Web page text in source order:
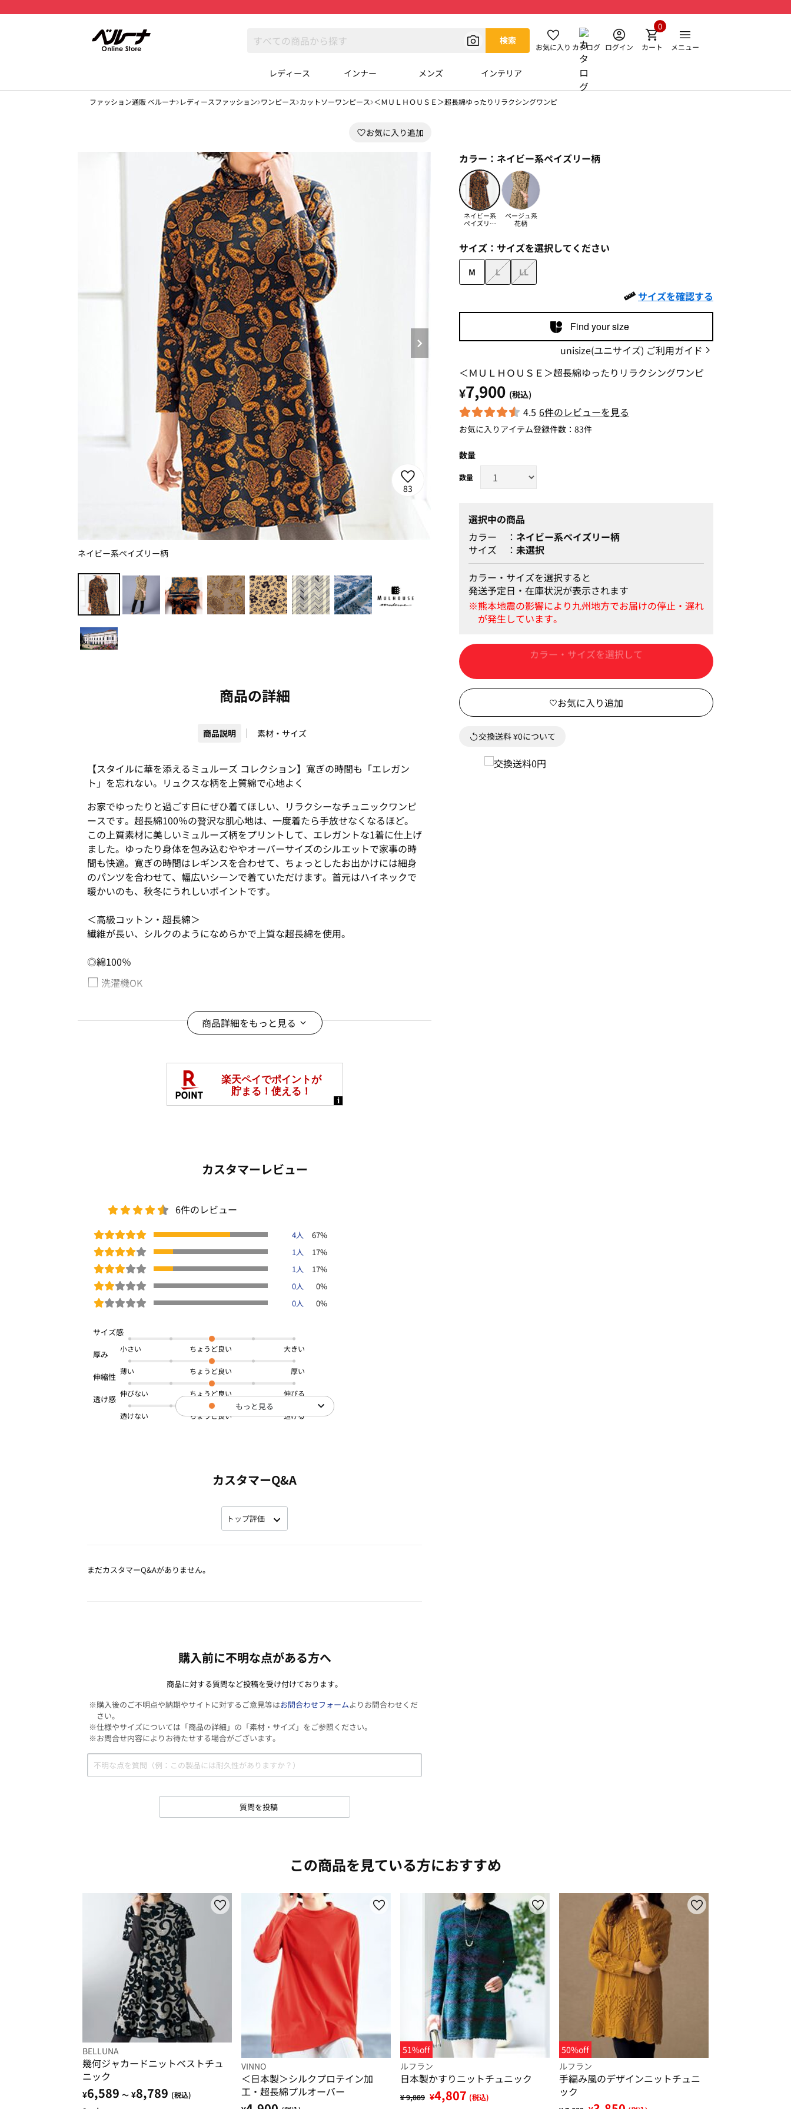
検索
お気に入り カタログ ログイン カート
0
メニュー
レディース インナー メンズ インテリア
ファッション通販 ベルーナ レディースファッション ワンピース カットソーワンピース ＜ＭＵＬＨＯＵＳＥ＞超長綿ゆったりリラクシングワンピ
83
ネイビー系ペイズリー柄
商品の詳細
商品説明 素材・サイズ
【スタイルに華を添えるミュルーズ コレクション】寛ぎの時間も「エレガン
ト」を忘れない。リュクスな柄を上質綿で心地よく
お家でゆったりと過ごす日にぜひ着てほしい、リラクシーなチュニックワンピ
ースです。超長綿100％の贅沢な肌心地は、一度着たら手放せなくなるほど。
この上質素材に美しいミュルーズ柄をプリントして、エレガントな1着に仕上げ
ました。ゆったり身体を包み込むややオーバーサイズのシルエットで家事の時
間も快適。寛ぎの時間はレギンスを合わせて、ちょっとしたお出かけには細身
のパンツを合わせて、幅広いシーンで着ていただけます。首元はハイネックで
暖かいのも、秋冬にうれしいポイントです。
＜高級コットン・超長綿＞
繊維が長い、シルクのようになめらかで上質な超長綿を使用。
◎綿100％
□ 洗濯機OK
OFWI-02049
商品詳細をもっと見る
カスタマーレビュー
6件のレビュー
4人
67%
1人
17%
1人
17%
0人
0%
0人
0%
小さい 大きい
薄い 厚い
伸びない 伸びる
透けない 透ける
もっと見る
カスタマーQ&A
まだカスタマーQ&Aがありません。
購入前に不明な点がある方へ
商品に対する質問など投稿を受け付けております。
※購入後のご不明点や納期やサイトに対するご意見等はお問合わせフォームよりお問合わせくだ
さい。
※仕様やサイズについては「商品の詳細」の「素材・サイズ」をご参照ください。
※お問合せ内容によりお待たせする場合がございます。
質問を投稿
カラー： ネイビー系ペイズリー柄
ネイビー系
ペイズリー
ベージュ系
花柄
サイズ： サイズを選択してください
M L LL
サイズを確認する
Find your size
unisize(ユニサイズ) ご利用ガイド
＜ＭＵＬＨＯＵＳＥ＞超長綿ゆったりリラクシングワンピ
¥7,900 (税込)
4.5 6件のレビューを見る
お気に入りアイテム登録件数： 83件
数量
選択中の商品
カラー
ネイビー系ペイズリー柄
サイズ
未選択
カラー・サイズを選択すると
発送予定日・在庫状況が表示されます
カートに入れる
交換送料 ¥0について
この商品を見ている方におすすめ
BELLUNA
幾何ジャカードニットベストチュ
ニック
¥6,589 ～ ¥8,789 (税込)
VINNO
＜日本製＞シルクプロテイン加
工・超長綿プルオーバー
51%off
ルフラン
日本製かすりニットチュニック
¥ 9,889 ¥4,807 (税込)
50%off
ルフラン
手編み風のデザインニットチュニ
ック